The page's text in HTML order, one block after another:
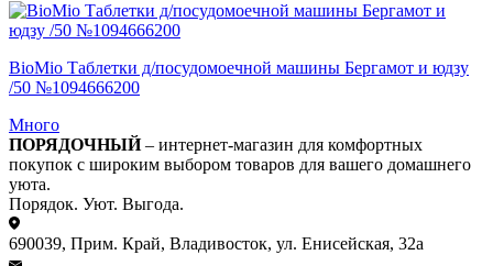
BioMio Таблетки д/посудомоечной машины Бергамот и юдзу
/50 №1094666200
Много
ПОРЯДОЧНЫЙ– интернет-магазин для комфортных
покупок с широким выбором товаров для вашего домашнего
уюта.
Порядок. Уют. Выгода.
690039, Прим. Край, Владивосток, ул. Енисейская, 32а